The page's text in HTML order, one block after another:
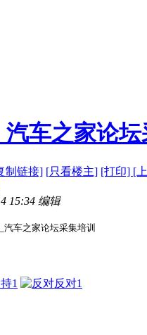
车之家论
制链接] [只看楼主] [打印] [
15:34 编辑
汽车之家论坛采集培训
1 反对1